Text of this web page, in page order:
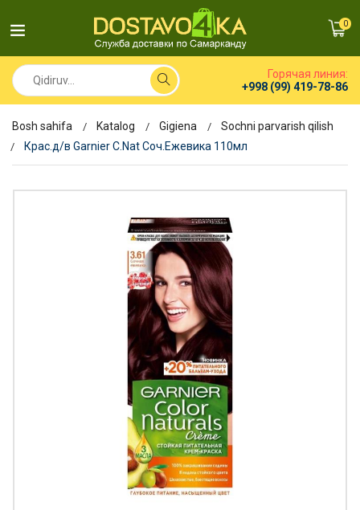
0
Горячая линия:
+998 (99) 419-78-86
Bosh sahifa Katalog Gigiena
Sochni parvarish qilish
Крас.д/в Garnier C.Nat Соч.Ежевика 110мл